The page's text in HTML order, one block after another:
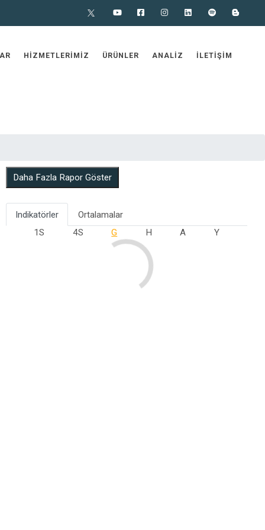
X Youtube FacebookInstagramLinkedinSpotify
HIZMETLERIMIZ ÜRÜNLER ANALIZ İLETIŞIM
Daha Fazla Rapor Göster
Indikatörler
Ortalamalar
1S
4S G H A Y